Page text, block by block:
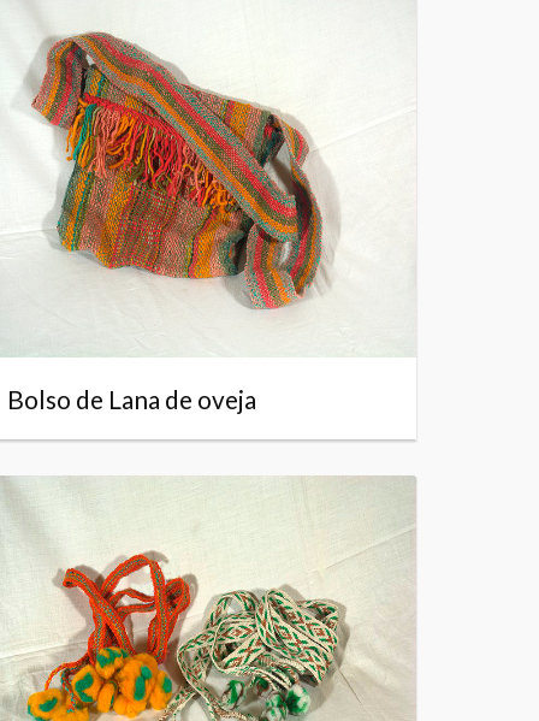
Bolso de Lana de oveja